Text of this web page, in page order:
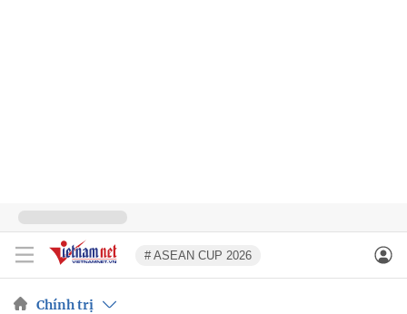
# ASEAN CUP 2026
Chính trị